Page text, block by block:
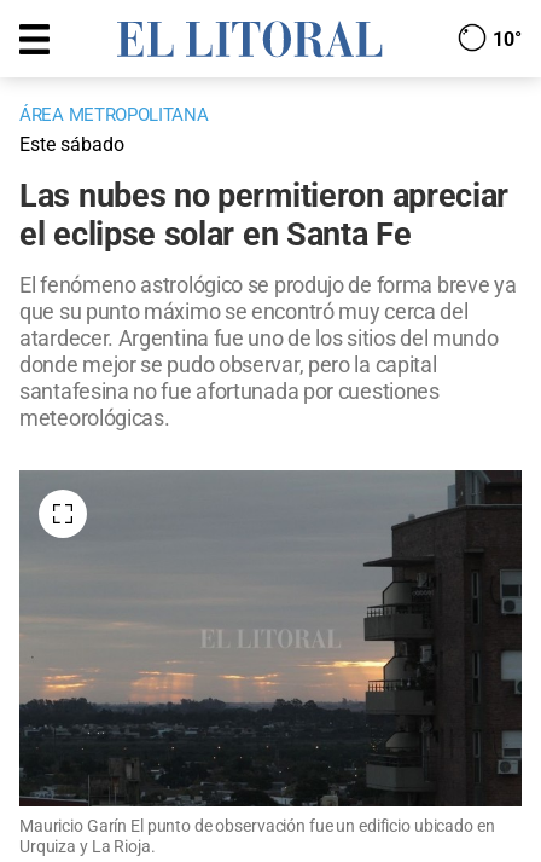
10°
ÁREA METROPOLITANA
Este sábado
Las nubes no permitieron apreciar
el eclipse solar en Santa Fe
El fenómeno astrológico se produjo de forma breve ya
que su punto máximo se encontró muy cerca del
atardecer. Argentina fue uno de los sitios del mundo
donde mejor se pudo observar, pero la capital
santafesina no fue afortunada por cuestiones
meteorológicas.
Mauricio Garín El punto de observación fue un edificio ubicado en
Urquiza y La Rioja.